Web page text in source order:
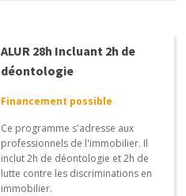
ALUR 28h Incluant 2h de
déontologie
Financement possible
Ce programme s'adresse aux
professionnels de l'immobilier. Il
inclut 2h de déontologie et 2h de
lutte contre les discriminations en
immobilier.